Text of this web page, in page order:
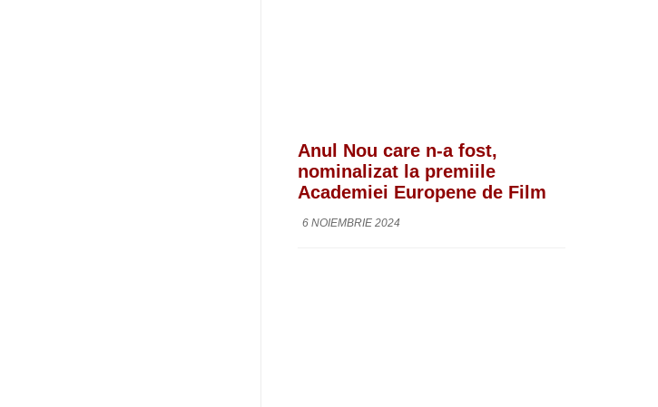
Anul Nou care n-a fost,
nominalizat la premiile
Academiei Europene de Film
6 NOIEMBRIE 2024